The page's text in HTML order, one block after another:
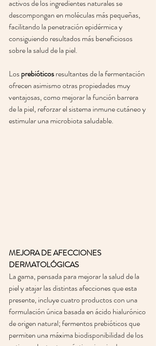
activos de los ingredientes naturales se
descompongan en moléculas más pequeñas,
facilitando la penetración epidérmica y
consiguiendo resultados más beneficiosos
sobre la salud de la piel.
Los prebióticos resultantes de la fermentación
ofrecen asimismo otras propiedades muy
ventajosas, como mejorar la función barrera
de la piel, reforzar el sistema inmune cutáneo y
estimular una microbiota saludable.
MEJORA DE AFECCIONES
DERMATOLÓGICAS
La gama, pensada para mejorar la salud de la
piel y atajar las distintas afecciones que esta
presente, incluye cuatro productos con una
formulación única basada en ácido hialurónico
de origen natural; fermentos prebióticos que
permiten una máxima biodisponibilidad de los